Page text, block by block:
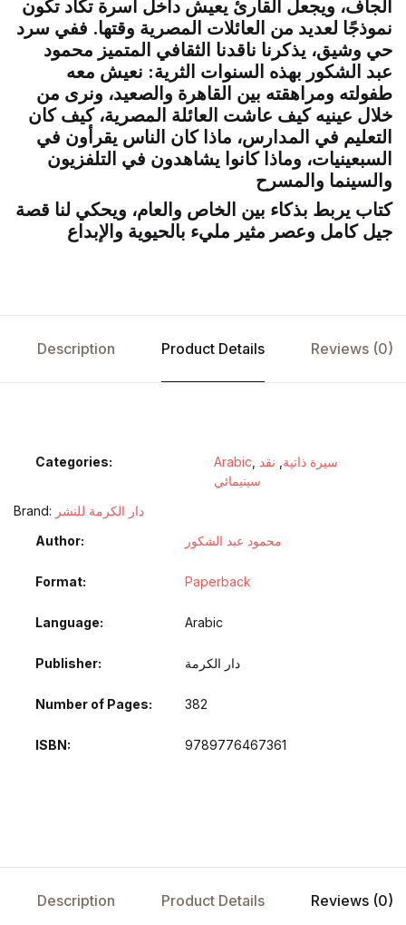
الجاف، ويجعل القارئ يعيش داخل أسرة تكاد تكون
نموذجًا لعديد من العائلات المصرية وقتها. ففي سرد
حي وشيق، يذكرنا ناقدنا الثقافي المتميز محمود
عبد الشكور بهذه السنوات الثرية: نعيش معه
طفولته ومراهقته بين القاهرة والصعيد، ونرى من
خلال عينيه كيف عاشت العائلة المصرية، كيف كان
التعليم في المدارس، ماذا كان الناس يقرأون في
السبعينيات، وماذا كانوا يشاهدون في التلفزيون
والسينما والمسرح
كتاب يربط بذكاء بين الخاص والعام، ويحكي لنا قصة
جيل كامل وعصر مثير مليء بالحيوية والإبداع
Description Product Details Reviews (0)
Categories: Arabic سيرة ذاتية نقد
سينيمائي
Brand: دار الكرمة للنشر
Author
محمود عبد الشكور
Format Paperback
Language Arabic
Publisher دار الكرمة
Number of Pages 382
ISBN 9789776467361
Description Product Details Reviews (0)